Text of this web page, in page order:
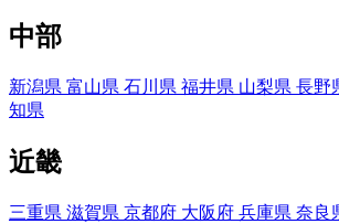
中部
新潟県 富山県 石川県 福井県 山梨県 長野
知県
近畿
三重県 滋賀県 京都府 大阪府 兵庫県 奈良